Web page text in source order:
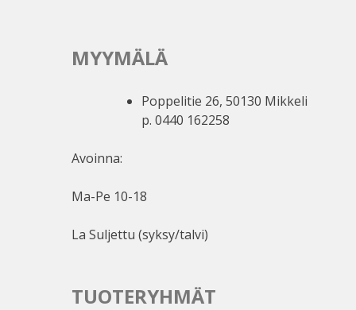
MYYMÄLÄ
Poppelitie 26, 50130 Mikkeli
p. 0440 162258
Avoinna:
Ma-Pe 10-18
La Suljettu (syksy/talvi)
TUOTERYHMÄT